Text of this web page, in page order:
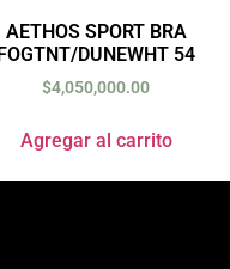
AETHOS SPORT BRA
DUNEWHT 54
$4,050,000.00
Agregar al carrito